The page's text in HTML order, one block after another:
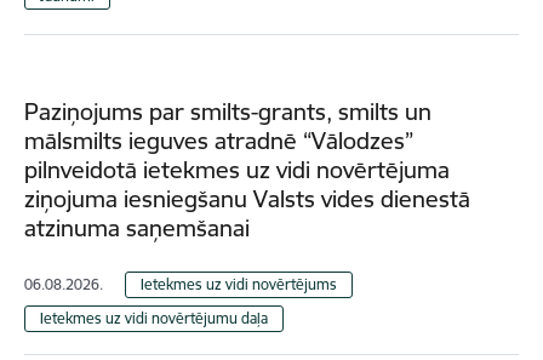
Paziņojums par smilts-grants, smilts un
mālsmilts ieguves atradnē “Vālodzes”
pilnveidotā ietekmes uz vidi novērtējuma
ziņojuma iesniegšanu Valsts vides dienestā
atzinuma saņemšanai
06.08.2026.
Ietekmes uz vidi novērtējums
Ietekmes uz vidi novērtējumu daļa